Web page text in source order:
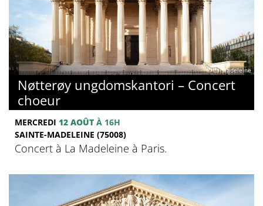
© La Madeleine
Nøtterøy ungdomskantori – Concert
choeur
MERCREDI 12 AOÛT À 16H
SAINTE-MADELEINE (75008)
Concert à La Madeleine à Paris.